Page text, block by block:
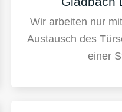
Wir arbeiten nur
Austausch des
einer